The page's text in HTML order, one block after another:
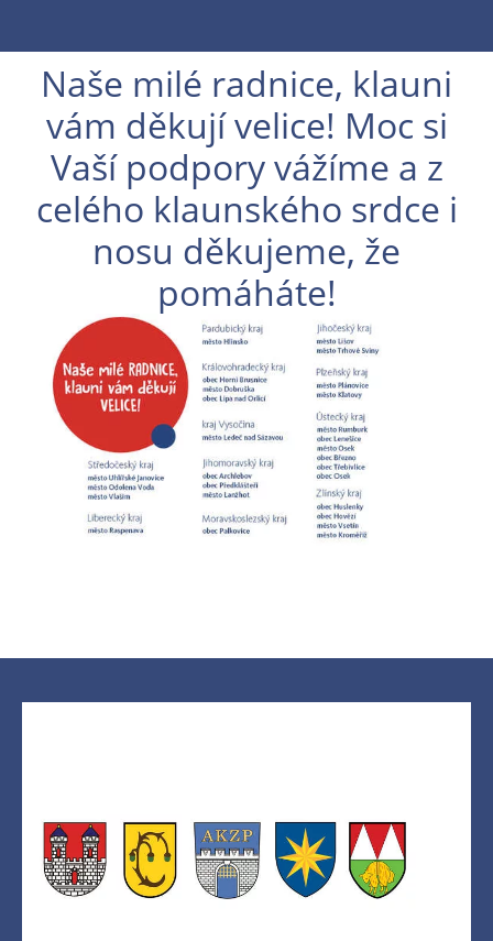
Naše milé radnice, klauni
vám děkují velice! Moc si
Vaší podpory vážíme a z
celého klaunského srdce i
nosu děkujeme, že
pomáháte!